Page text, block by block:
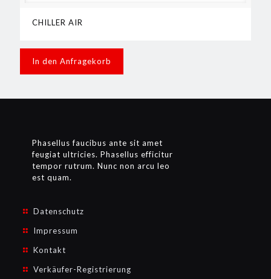
CHILLER AIR
In den Anfragekorb
Phasellus faucibus ante sit amet
feugiat ultricies. Phasellus efficitur
tempor rutrum. Nunc non arcu leo
est quam.
Datenschutz
Impressum
Kontakt
Verkäufer-Registrierung